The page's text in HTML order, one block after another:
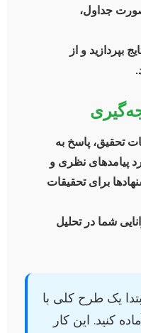
صورت جداول،
بپردازید و از
تحقیق، پاسخ به
پیامدهای نظری و
برای تحقیقات
شما در تحلیل
یک طرح کلی با
کنید. این کار